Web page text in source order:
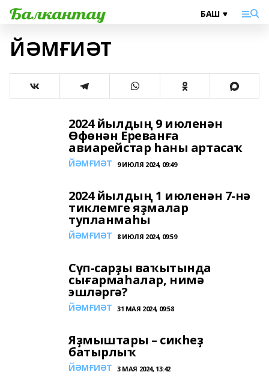
ЙӘМҒИӘТ
2024 йылдың 9 июленән
Өфөнән Ереванға
авиарейстар һаны артасаҡ
ЙӘМҒИӘТ 9 ИЮЛЯ 2024, 09:49
2024 йылдың 1 июленән 7-нә
тиклемге яҙмалар
тупланмаһы
ЙӘМҒИӘТ 8 ИЮЛЯ 2024, 09:59
Сүп-сарҙы ваҡытында
сығармаһалар, нимә
эшләргә?
ЙӘМҒИӘТ 31 МАЯ 2024, 09:58
Яҙмыштары – сикһеҙ
батырлыҡ
ЙӘМҒИӘТ 3 МАЯ 2024, 13:42